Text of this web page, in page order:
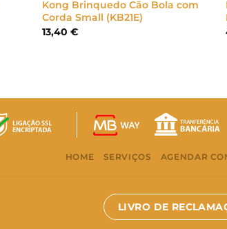
Kong Brinquedo Cão Bola com
Corda Small (KB21E)
13,40€
HOME SERVIÇOS AGENDAR
LIVRO DE